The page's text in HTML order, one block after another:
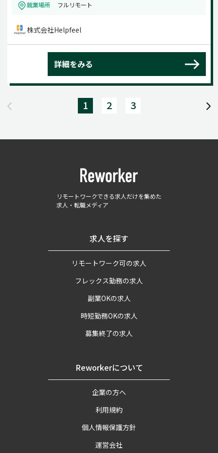
就業場所
フルリモート
株式会社Helpfeel
詳細をみる
1 2 3
リモートワークできる求人だけを集めた
求人・転職メディア
求人を探す
リモートワーク可の求人
フレックス勤務の求人
副業OKの求人
時短勤務OKの求人
募集終了の求人
Reworkerについて
企業の方へ
利用規約
個人情報保護方針
運営会社